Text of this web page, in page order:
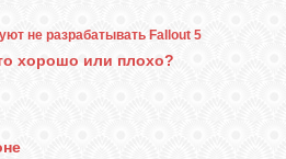
не разрабатывать Fallout 5
хорошо или плохо?